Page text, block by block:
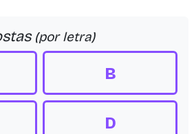
(por letra)
B
D